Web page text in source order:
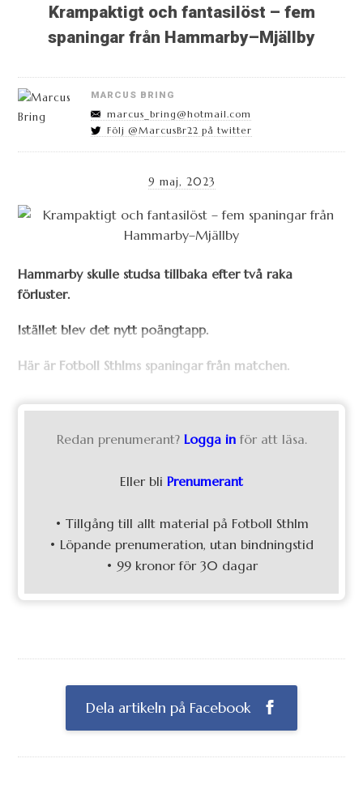
Krampaktigt och fantasilöst – fem
spaningar från Hammarby–Mjällby
MARCUS BRING
marcus_bring@hotmail.com
Följ @MarcusBr22 på twitter
9 maj, 2023
Hammarby skulle studsa tillbaka efter två raka
förluster.
Istället blev det nytt poängtapp.
Här är Fotboll Sthlms spaningar från matchen.
Redan prenumerant? Logga in för att läsa.
Eller bli Prenumerant
• Tillgång till allt material på Fotboll Sthlm
• Löpande prenumeration, utan bindningstid
• 99 kronor för 30 dagar
Dela artikeln på Facebook